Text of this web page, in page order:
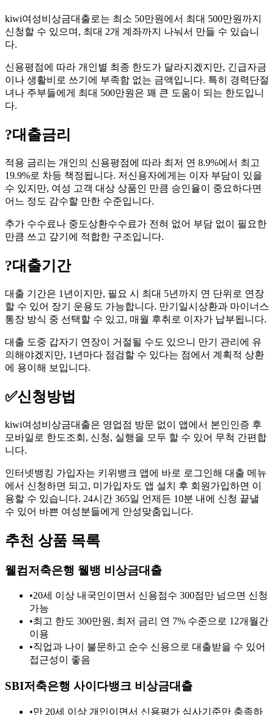
kiwi여성비상금대출로는 최소 50만원에서 최대 500만원까지
신청할 수 있으며, 최대 2개 계좌까지 나눠서 만들 수 있습니
다.
신용평점에 따라 개인별 최종 한도가 달라지겠지만, 긴급자금
이나 생활비로 쓰기에 부족함 없는 금액입니다. 특히 경력단절
녀나 주부들에게 최대 500만원은 꽤 큰 도움이 되는 한도입니
다.
?대출금리
적용 금리는 개인의 신용평점에 따라 최저 연 8.9%에서 최고
19.9%로 차등 책정됩니다. 저신용자에게는 이자 부담이 있을
수 있지만, 여성 고객 대상 상품인 만큼 승인율이 중요하다면
어느 정도 감수할 만한 수준입니다.
추가 수수료나 중도상환수수료가 전혀 없어 부담 없이 필요한
만큼 쓰고 갚기에 적합한 구조입니다.
?대출기간
대출 기간은 1년이지만, 필요 시 최대 5년까지 연 단위로 연장
할 수 있어 장기 운용도 가능합니다. 만기일시상환과 마이너스
통장 방식 중 선택할 수 있고, 매월 후취로 이자가 납부됩니다.
대출 도중 갑자기 연장이 거절될 수도 있으니 만기 관리에 유
의해야겠지만, 1년마다 점검할 수 있다는 점에서 계획적 상환
에 용이해 보입니다.
✅신청방법
kiwi여성비상금대출은 영업점 방문 없이 앱에서 본인인증 후
모바일로 한도조회, 신청, 실행을 모두 할 수 있어 무척 간편합
니다.
인터넷뱅킹 가입자는 키위뱅크 앱에 바로 로그인해 대출 메뉴
에서 신청하면 되고, 미가입자도 앱 설치 후 회원가입하면 이
용할 수 있습니다. 24시간 365일 언제든 10분 내에 신청 끝낼
수 있어 바쁜 여성분들에게 안성맞춤입니다.
추천 상품 목록
웰컴저축은행 웰뱅 비상금대출
•20세 이상 내국인이면서 신용점수 300점만 넘으면 신청
가능
•최고 한도 300만원, 최저 금리 연 7% 수준으로 12개월간
이용
•직업과 나이 불문하고 순수 신용으로 대출받을 수 있어
접근성이 좋음
SBI저축은행 사이다뱅크 비상금대출
•만 20세 이상 개인이면서 신용평가 심사기준만 충족하